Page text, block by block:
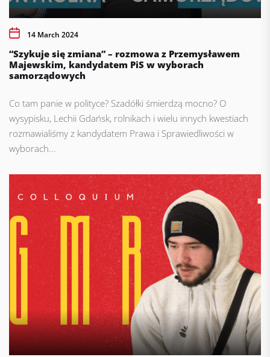
14 March 2024
“Szykuje się zmiana” – rozmowa z Przemysławem
Majewskim, kandydatem PiS w wyborach
samorządowych
Co tam panie w polityce? Szadółki śmierdzą mocno? O
wysypisku, Lechii Gdańsk, rolnikach i wielu innych kwestiach
rozmawialiśmy z kandydatem Prawa i Sprawiedliwości w
wyborach...